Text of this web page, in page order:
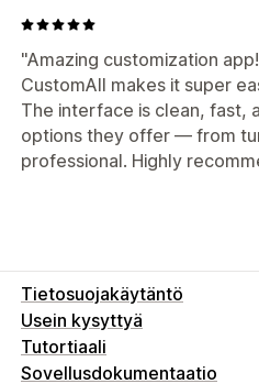
"Amazing customization
CustomAll makes it super
The interface is clean, fast,
options they offer — from
professional. Highly
Tietosuojakäytäntö
Usein kysyttyä
Tutortiaali
Sovellusdokumentaatio